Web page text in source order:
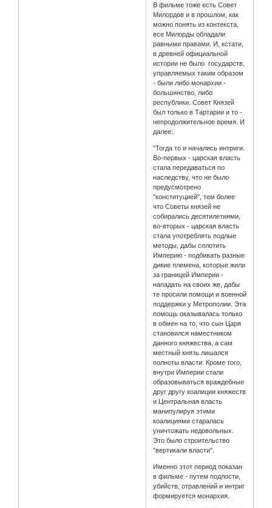
В фильме тоже есть Совет
Милордов и в прошлом, как
можно понять из контекста,
все Милорды обладали
равными правами. И, кстати,
в древней официальной
истории не было государств,
управляемых таким образом
- были либо монархии -
большинство, либо
республики. Совет Князей
был только в Тартарии и то -
непродолжительное время. И
далее:
"Тогда то и начались интриги.
Во-первых - царская власть
стала передаваться по
наследству, что не было
предусмотрено
"конституцией", тем более
что Советы князей не
собирались десятилетиями,
во-вторых - царская власть
стала употреблять подлые
методы, дабы сплотить
Империю - подбивать разные
дикие племена, которые жили
за границей Империи -
нападать на своих же, дабы
те просили помощи и военной
поддержки у Метрополии. Эта
помощь оказывалась только
в обмен на то, что сын Царя
становился наместником
данного княжества, а сам
местный князь лишался
полноты власти. Кроме того,
внутри Империи стали
образовываться враждебные
друг другу коалиции княжеств
и Центральная власть
манипулируя этими
коалициями старалась
уничтожать недовольных.
Это было строительство
"вертикали власти".
Именно этот период показан
в фильме - путем подлости,
убийств, отравлений и интриг
формируется монархия.